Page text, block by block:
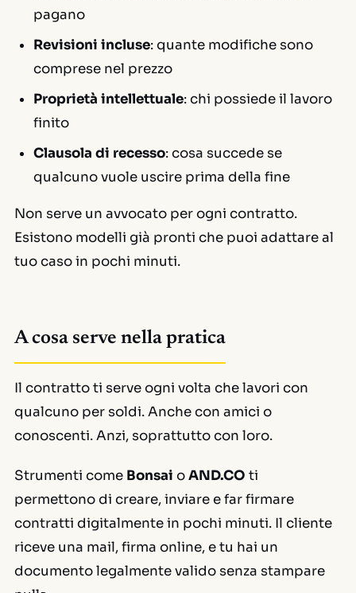
pagano
Revisioni incluse: quante modifiche sono
comprese nel prezzo
Proprietà intellettuale: chi possiede il lavoro
finito
Clausola di recesso: cosa succede se
qualcuno vuole uscire prima della fine
Non serve un avvocato per ogni contratto.
Esistono modelli già pronti che puoi adattare al
tuo caso in pochi minuti.
A cosa serve nella pratica
Il contratto ti serve ogni volta che lavori con
qualcuno per soldi. Anche con amici o
conoscenti. Anzi, soprattutto con loro.
Strumenti come Bonsai oAND.CO ti
permettono di creare, inviare e far firmare
contratti digitalmente in pochi minuti. Il cliente
riceve una mail, firma online, e tu hai un
documento legalmente valido senza stampare